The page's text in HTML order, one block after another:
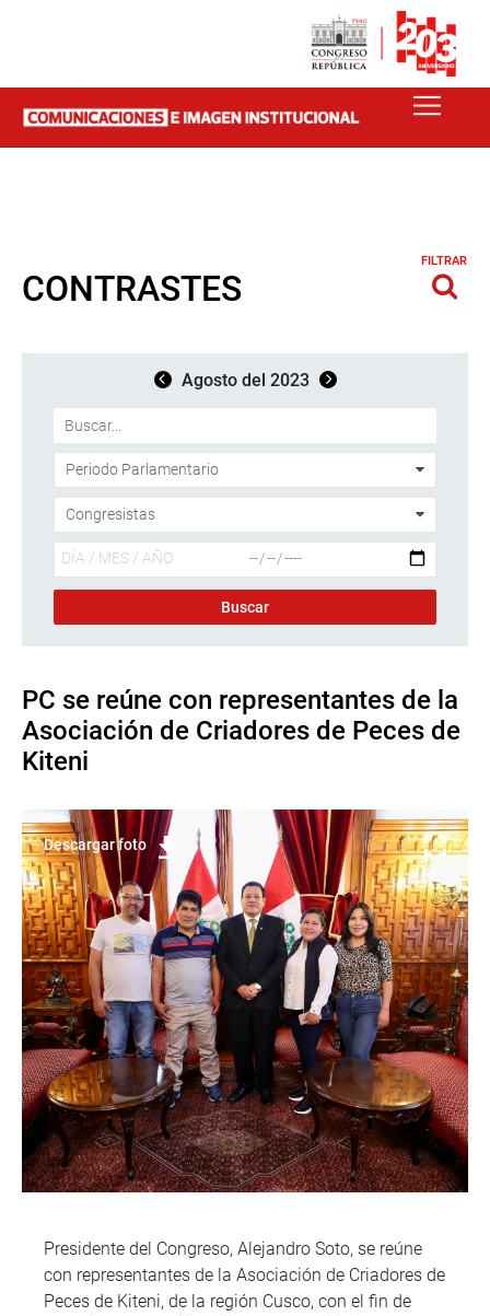
CONTRASTES
FILTRAR
Agosto del 2023
PC se reúne con representantes de la
Asociación de Criadores de Peces de
Kiteni
Descargar foto
Presidente del Congreso, Alejandro Soto, se reúne
con representantes de la Asociación de Criadores de
Peces de Kiteni, de la región Cusco, con el fin de